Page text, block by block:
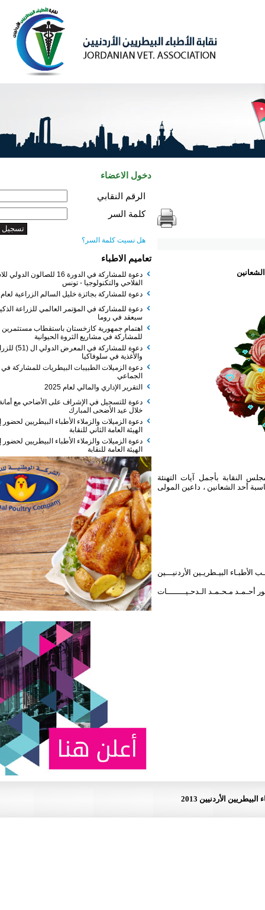
بأجمل آيات التهنئة
الشعانين ، داعين المولى
البيـطريـين الأردنيـــين
مـحـمـد الـدحـيــــــــات
دخول الاعضاء
الرقم النقابي
كلمة السر
هل نسيت كلمة السر؟
تعاميم الاطباء
دعوة للمشاركة في الدورة 16 للصالون الدولي للاستثمار
الفلاحي والتكنولوجيا - تونس
دعوة للمشاركة بجائزة خليل السالم الزراعية لعام 2026
دعوة للمشاركة في المؤتمر العالمي للزراعة الذكية الذي
سيعقد في روما
اهتمام جمهورية كازخستان باستقطاب مستثمرين
للمشاركة في مشاريع الثروة الحيوانية
دعوة للمشاركة في المعرض الدولي ال (51) للزراعة
والأغذية في سلوفاكيا
دعوة الزميلات الطبيبات البيطريات للمشاركة في الفطور
التقرير الإداري والمالي لعام 2025
دعوة للتسجيل في الإشراف على الأضاحي مع أمانة عمان
خلال عيد الأضحى المبارك
دعوة الزميلات والزملاء الأطباء البيطريين لحضور إجتماع
الهيئة العامة الثاني للنقابة
دعوة الزميلات والزملاء الأطباء البيطريين لحضور إجتماع
الهيئة العامة للنقابة
2013